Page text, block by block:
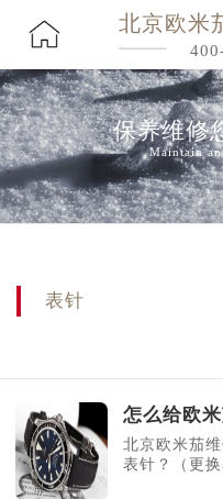
北京欧米
保养维修
Maintain
表针
怎么给欧
北京欧米茄
表针？（更